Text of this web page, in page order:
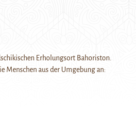
Erholungsort Bahoriston.
Menschen aus der Umgebung an: